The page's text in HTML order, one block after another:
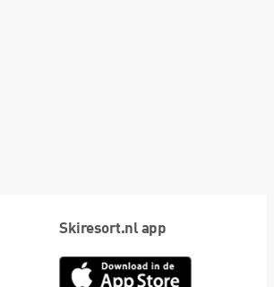
Skiresort.nl app
App